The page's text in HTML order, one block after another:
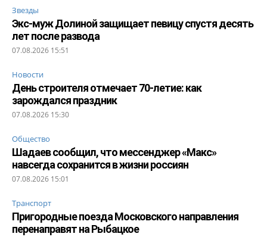
Звезды
Экс-муж Долиной защищает певицу спустя десять
лет после развода
07.08.2026 15:51
Новости
День строителя отмечает 70-летие: как
зарождался праздник
07.08.2026 15:30
Общество
Шадаев сообщил, что мессенджер «Макс»
навсегда сохранится в жизни россиян
07.08.2026 15:01
Транспорт
Пригородные поезда Московского направления
перенаправят на Рыбацкое